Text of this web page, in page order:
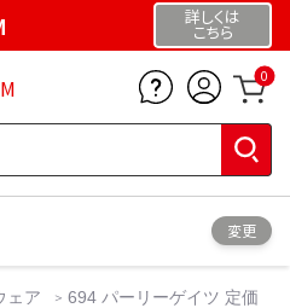
詳しくは
こちら
0
変更
ェア
694 パーリーゲイツ 定価